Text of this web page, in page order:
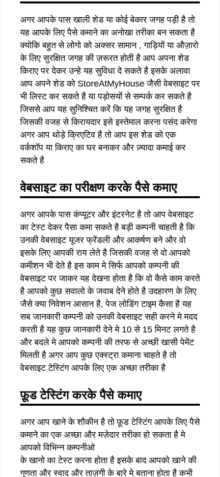
अगर आपके पास खाली शेड या कोई बेकार जगह पड़ी है तो
यह आपके लिए पैसे कमाने का अनोखा तरीका बन सकता है
क्योकि बहुत से लोगो को अक्सर सामान , गाड़ियों या औज़ारो
के लिए सुरक्षित जगह की ज़रूरत होती है आप अपना शेड
किराए पर देकर उन्हे यह सुविधा दे सकते है इसके अलावा
आप अपने शेड को StoreAtMyHouse जैसी वेबसाइट पर
भी लिस्ट कर सकते है या पड़ोसयों से सम्पर्क कर सकते है
जिससे आप यह सुनिश्चित करें कि यह जगह सुरक्षित है
जिसकी वजह से किरायदार इसे इस्तेमाल करना पसंद करेगा
अगर आप थोड़े क्रिएटिव है तो आप इस शेड को एक
वर्कशॉप या किराए का घर बनाकर और ज़्यादा कमाई कर
सकते है
वेबसाइट का परीक्षण करके पैसे कमाए
अगर आपके पास कंप्यूटर और इंटरनेट है तो आप वेबसाइट
का टेस्ट देकर पैसा कमा सकते है बड़ी कम्पनी चाहती है कि
उनकी वेबसाइट यूजर फ्रेंडली और आकर्षण बने और वो
इसके लिए आपकी राय लेते है जिसकी वजह से वो आपको
कमीशन भी देते है इस काम मे सिर्फ आपको कम्पनी की
वेबसाइट पर जाकर यह देखना होता है कि वो कैसे काम करते
है आपको कुछ सवालो के जवाब देने होते है उदहारण के लिए
जैसे क्या निवेशन आसान है, पेज लोडिंग टाइम कैसा है यह
सब जानकारी कम्पनी को उनकी वेबसाइट सही करने मे मदद
करती है यह कुछ जानकारी देने मे 10 से 15 मिनट लगते है
और बदले मे आपको कम्पनी की तरफ से अच्छी खासी पेमेंट
मिलती है अगर आप कुछ एक्स्ट्रा कमाना चाहते है तो
वेबसाइट टेस्टिंग आपके लिए एक अच्छा तरीका है
फ़ूड टेस्टिंग करके पैसे कमाए
अगर आप खाने के शौकीन है तो फ़ूड टेस्टिंग आपके लिए पैसे
कमाने का एक अच्छा और मज़ेदार तरीका हो सकता है मे
आपको विभिन्न कम्पनीओ
के खानो का टेस्ट करना होता है इसके बाद आपको खाने की
गुणता और स्वाद और ताज़गी के बारे मे बताना होता है कभी